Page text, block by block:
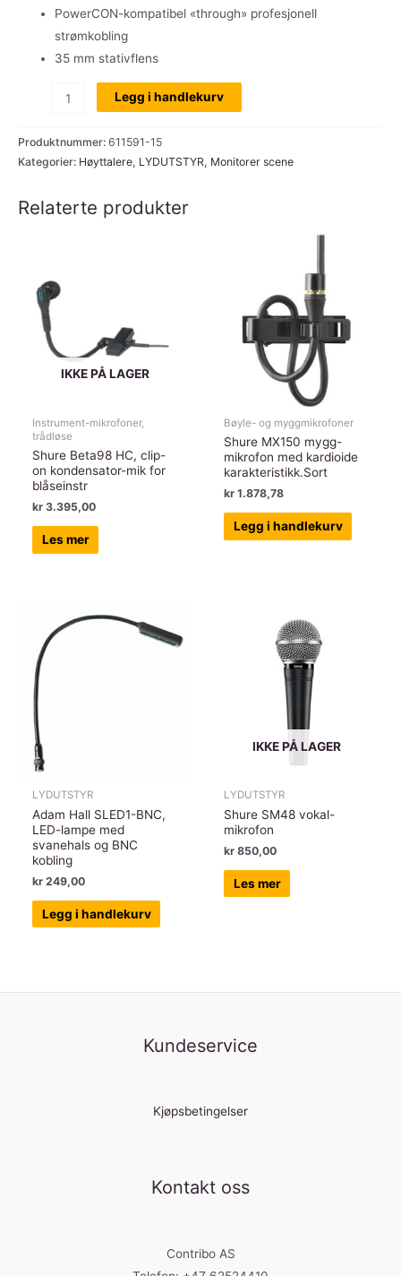
PowerCON-kompatibel «through» profesjonell
strømkobling
35 mm stativflens
MON
15
G3,
veis,
300w
Legg i handlekurv
Produktnummer: 611591-15
Kategorier: Høyttalere, LYDUTSTYR, Monitorer scene
Relaterte produkter
IKKE PÅ LAGER
Instrument-mikrofoner,
trådløse
Shure Beta98 HC, clip-
on kondensator-mik for
blåseinstr
kr 3.395,00
Les mer
Bøyle- og myggmikrofoner
Shure MX150 mygg-
mikrofon med kardioide
karakteristikk.Sort
kr 1.878,78
Legg i handlekurv
LYDUTSTYR
Adam Hall SLED1-BNC,
LED-lampe med
svanehals og BNC
kobling
kr 249,00
Legg i handlekurv
IKKE PÅ LAGER
LYDUTSTYR
Shure SM48 vokal-
mikrofon
kr 850,00
Les mer
Kundeservice
Kjøpsbetingelser
Kontakt oss
Contribo AS